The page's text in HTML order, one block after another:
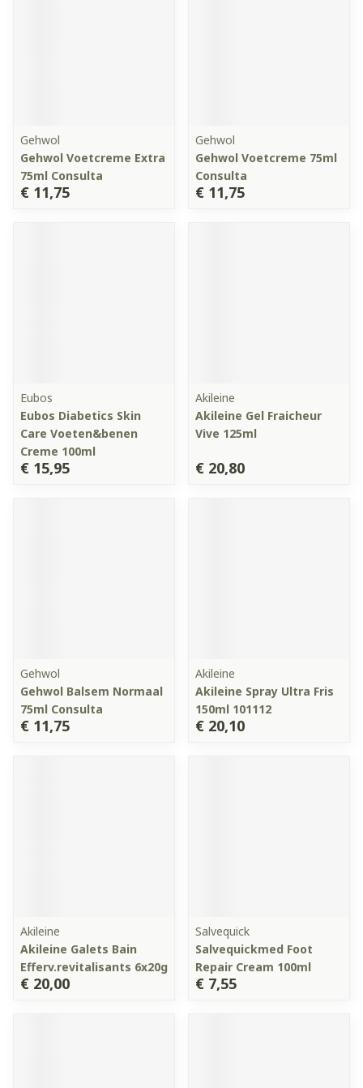
Gehwol
Gehwol Voetcreme Extra
75ml Consulta
€ 11,75
Gehwol
Gehwol Voetcreme 75ml
Consulta
€ 11,75
Eubos
Eubos Diabetics Skin
Care Voeten&benen
Creme 100ml
€ 15,95
Akileine
Akileine Gel Fraicheur
Vive 125ml
€ 20,80
Gehwol
Gehwol Balsem Normaal
75ml Consulta
€ 11,75
Akileine
Akileine Spray Ultra Fris
150ml 101112
€ 20,10
Akileine
Akileine Galets Bain
Efferv.revitalisants 6x20g
€ 20,00
Salvequick
Salvequickmed Foot
Repair Cream 100ml
€ 7,55